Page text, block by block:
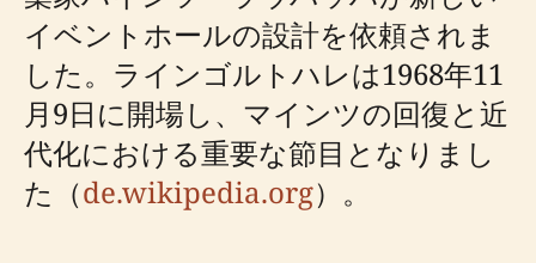
イベントホールの設計を依頼されま
した。ラインゴルトハレは1968年11
月9日に開場し、マインツの回復と近
代化における重要な節目となりまし
た（de.wikipedia.org）。